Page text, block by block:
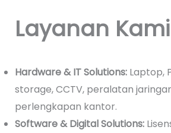
Layanan Kami
Hardware & IT Solutions:Laptop,
storage, CCTV, peralatan
perlengkapan kantor.
Software & Digital Solutions: